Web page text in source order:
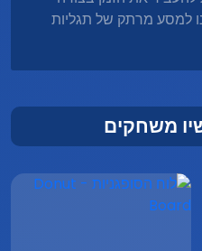
למסע מרתק של תגליות
משחקים